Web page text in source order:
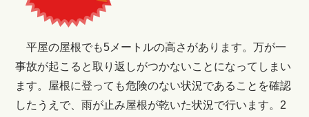
平屋の屋根でも5メートルの高さがあります。万が一
事故が起こると取り返しがつかないことになってしまい
ます。屋根に登っても危険のない状況であることを確認
したうえで、雨が止み屋根が乾いた状況で行います。2